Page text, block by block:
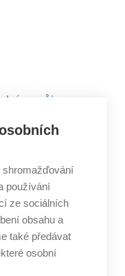
svůj sen
Potenciál
Pavel Schiller z
přistával na
krásná práce,
poruchy a
shromažďování
používání
ze sociálních
obsahu a
také předávat
osobní